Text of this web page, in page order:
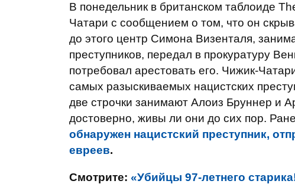
В понедельник в британском таблоиде
Чатари с сообщением о том, что он
до этого центр Симона Визенталя,
преступников, передал в прокуратуру
потребовал арестовать его. Чижик-
самых разыскиваемых нацистских
две строчки занимают Алоиз Бруннер и
достоверно, живы ли они до сих пор.
обнаружен нацистский преступник,
евреев.
Смотрите: «Убийцы 97-летнего